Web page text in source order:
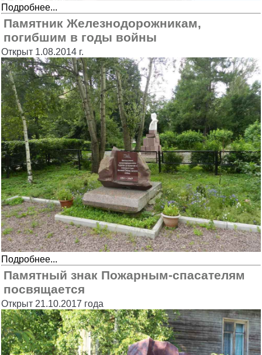
Подробнее...
Памятник Железнодорожникам,
погибшим в годы войны
Открыт 1.08.2014 г.
Подробнее...
Памятный знак Пожарным-спасателям
посвящается
Открыт 21.10.2017 года